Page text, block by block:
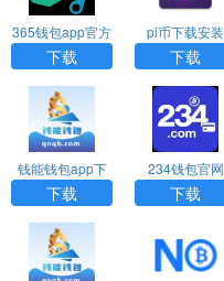
365钱包app官方
正版下载安装
下载
pi币下载安装
下载
钱能钱包app下
载安装最新版本
下载
234钱包官网
下载